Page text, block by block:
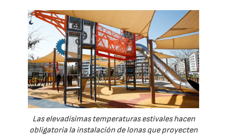
Las elevadísimas temperaturas estivales hacen
obligatoria la instalación de lonas que proyecten